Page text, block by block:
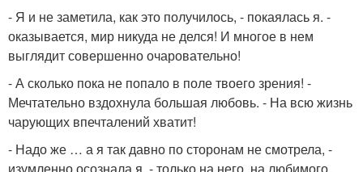
- Я и не заметила, как это получилось, - покаялась я. -
оказывается, мир никуда не делся! И многое в нем
выглядит совершенно очаровательно!
- А сколько пока не попало в поле твоего зрения! -
Мечтательно вздохнула большая любовь. - На всю жизнь
чарующих впечталений хватит!
- Надо же … а я так давно по сторонам не смотрела, -